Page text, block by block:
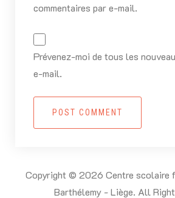
commentaires par e-mail.
Prévenez-moi de tous les
e-mail.
POST COMMENT
Copyright © 2026 Centre scolaire
Barthélemy - Liège. All